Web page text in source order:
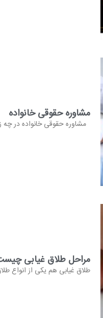
مشاوره حقوقی خانواده
مشاوره حقوقی خانواده در چه
مراحل طلاق غیابی
طلاق غیابی هم یکی از انواع